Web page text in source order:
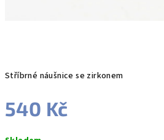
Stříbrné náušnice se zirkonem
540 Kč